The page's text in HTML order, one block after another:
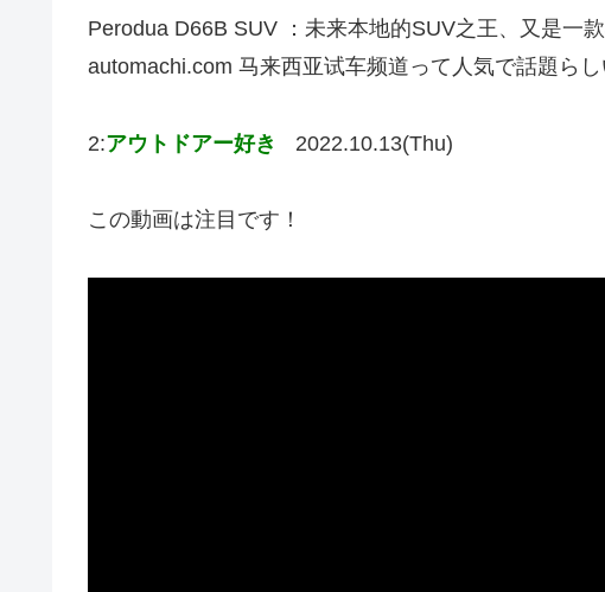
Perodua D66B SUV ：未来本地的SUV之王、又是一
automachi.com 马来西亚试车频道って人気で話題らし
2:アウトドアー好き 2022.10.13(Thu)
この動画は注目です！